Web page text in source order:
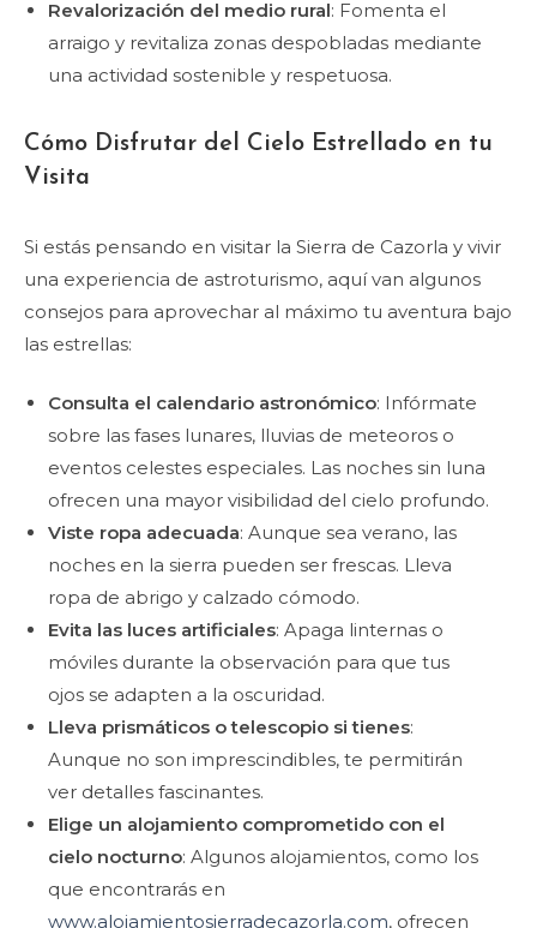
Revalorización del medio rural: Fomenta el
arraigo y revitaliza zonas despobladas mediante
una actividad sostenible y respetuosa.
Cómo Disfrutar del Cielo Estrellado en tu
Visita
Si estás pensando en visitar la Sierra de Cazorla y vivir
una experiencia de astroturismo, aquí van algunos
consejos para aprovechar al máximo tu aventura bajo
las estrellas:
Consulta el calendario astronómico: Infórmate
sobre las fases lunares, lluvias de meteoros o
eventos celestes especiales. Las noches sin luna
ofrecen una mayor visibilidad del cielo profundo.
Viste ropa adecuada: Aunque sea verano, las
noches en la sierra pueden ser frescas. Lleva
ropa de abrigo y calzado cómodo.
Evita las luces artificiales: Apaga linternas o
móviles durante la observación para que tus
ojos se adapten a la oscuridad.
Lleva prismáticos o telescopio si tienes:
Aunque no son imprescindibles, te permitirán
ver detalles fascinantes.
Elige un alojamiento comprometido con el
cielo nocturno: Algunos alojamientos, como los
que encontrarás en
www.alojamientosierradecazorla.com, ofrecen